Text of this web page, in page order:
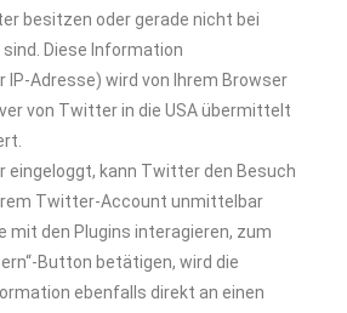
besitzen oder gerade nicht bei
Diese Information
IP-Adresse) wird von Ihrem Browser
von Twitter in die USA übermittelt
eingeloggt, kann Twitter den Besuch
Twitter-Account unmittelbar
mit den Plugins interagieren, zum
Button betätigen, wird die
ebenfalls direkt an einen